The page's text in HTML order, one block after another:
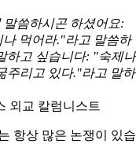
씀하시곤 하셨어요:
먹어라."라고 말씀하
하고 싶습니다: "숙제나
주리고 있다."라고 말하
외교 칼럼니스트
항상 많은 논쟁이 있습